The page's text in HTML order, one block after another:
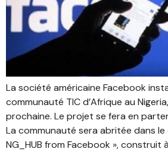
La société américaine Facebook
communauté TIC d’Afrique au Nigeria,
prochaine. Le projet se fera en
La communauté sera abritée dans
NG_HUB from Facebook », construit